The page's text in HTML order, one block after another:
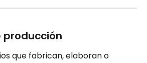
producción
que fabrican, elaboran o